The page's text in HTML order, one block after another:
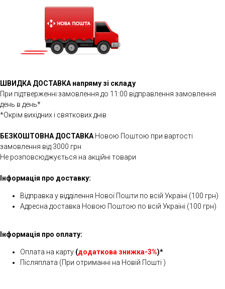
ШВИДКА ДОСТАВКА напряму зі складу
При підтверженні замовлення до 11:00 відправлення замовлення
день в день*
*Окрім вихідних і святкових днів
БЕЗКОШТОВНА ДОСТАВКАНовою Поштою при вартості
замовлення від 3000 грн
Не розповсюджується на акційні товари
Інформація про доставку:
Відправка у відділення Нової Пошти по всій Україні (100 грн)
Адресна доставка Новою Поштою по всій Україні (100 грн)
Інформація про оплату:
Оплата на карту (додаткова знижка-3%)*
Післяплата (При отриманні на Новій Пошті )